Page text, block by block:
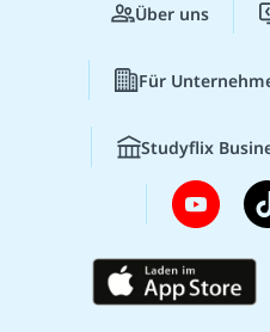
Über uns
Für
Studyflix